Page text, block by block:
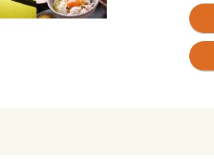
み、だれもが必要
あい、（き）ょう
美咲町を応援して